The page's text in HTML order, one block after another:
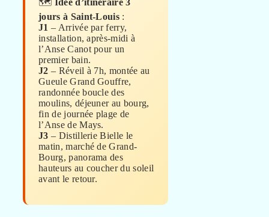
jours à Saint-Louis :
J1 – Arrivée par ferry,
installation, après-midi à
l’Anse Canot pour un
premier bain.
J2 – Réveil à 7h, montée au
Gueule Grand Gouffre,
randonnée boucle des
moulins, déjeuner au bourg,
fin de journée plage de
l’Anse de Mays.
J3 – Distillerie Bielle le
matin, marché de Grand-
Bourg, panorama des
hauteurs au coucher du soleil
avant le retour.